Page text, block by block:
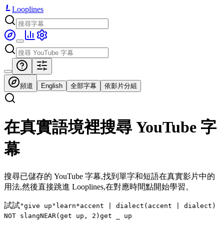
Looplines
頻道 English 全部字幕 依影片分組
在真實語境裡搜尋 YouTube 字
幕
搜尋已儲存的 YouTube 字幕,找到單字和短語在真實影片中的
用法,然後直接跳進 Looplines,在對應時間點開始學習。
試試"give up" learn*accent | dialect (accent | dialect)
NOT slangNEAR(get up, 2) get _ up